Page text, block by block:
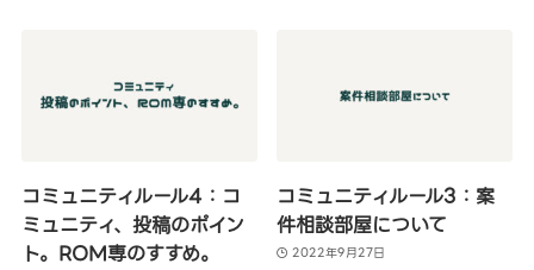
コミュニティルール4：コ
ミュニティ、投稿のポイン
ト。ROM専のすすめ。
コミュニティルール3：案
件相談部屋について
2022年9月27日